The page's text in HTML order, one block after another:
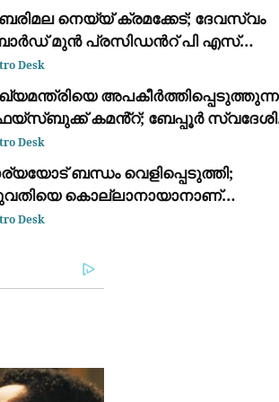
പ്രഖ്യാപിച്ചു
നെയ്യ് ക്രമക്കേട്; ദേവസ്വം
മുൻ പ്രസിഡന്‍റ് പി എസ്
അജികുമാറും, മുരാരി
പ്രതി പട്ടികയില്‍
Desk
അപകീർത്തിപ്പെടുത്തുന്ന
കമൻ്റ്; ബേപ്പൂർ സ്വദേശി
Desk
ബന്ധം വെളിപ്പെടുത്തി;
കൊല്ലാനായാനാണ്
കെട്ടി കാമുകൻ
Desk